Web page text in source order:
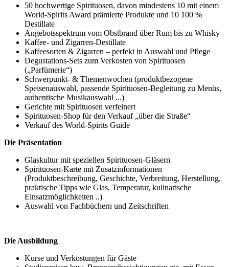
50 hochwertige Spirituosen, davon mindestens 10 mit einem
World-Spirits Award prämierte Produkte und 10 100 %
Destillate
Angebotsspektrum vom Obstbrand über Rum bis zu Whisky
Kaffee- und Zigarren-Destillate
Kaffeesorten & Zigarren – perfekt in Auswahl und Pflege
Degustations-Sets zum Verkosten von Spirituosen
(„Parfümerie“)
Schwerpunkt- & Themenwochen (produktbezogene
Speisenauswahl, passende Spirituosen-Begleitung zu Menüs,
authentische Musikauswahl ...)
Gerichte mit Spirituosen verfeinert
Spirituosen-Shop für den Verkauf „über die Straße“
Verkauf des World-Spirits Guide
Die Präsentation
Glaskultur mit speziellen Spirituosen-Gläsern
Spirituosen-Karte mit Zusatzinformationen
(Produktbeschreibung, Geschichte, Verbreitung, Herstellung,
praktische Tipps wie Glas, Temperatur, kulinarische
Einsatzmöglichkeiten ..)
Auswahl von Fachbüchern und Zeitschriften
Die Ausbildung
Kurse und Verkostungen für Gäste